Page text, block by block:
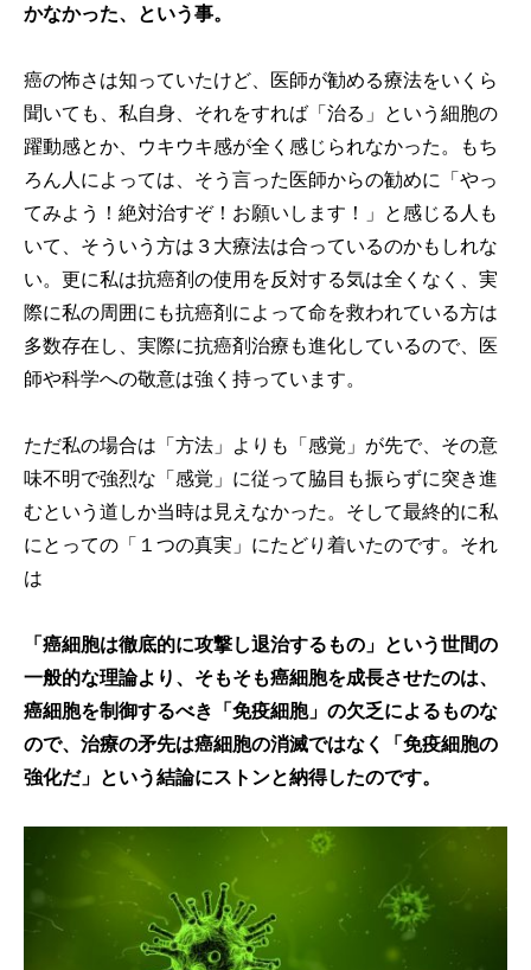
かなかった、という事。
癌の怖さは知っていたけど、医師が勧める療法をいくら
聞いても、私自身、それをすれば「治る」という細胞の
躍動感とか、ウキウキ感が全く感じられなかった。もち
ろん人によっては、そう言った医師からの勧めに「やっ
てみよう！絶対治すぞ！お願いします！」と感じる人も
いて、そういう方は３大療法は合っているのかもしれな
い。更に私は抗癌剤の使用を反対する気は全くなく、実
際に私の周囲にも抗癌剤によって命を救われている方は
多数存在し、実際に抗癌剤治療も進化しているので、医
師や科学への敬意は強く持っています。
ただ私の場合は「方法」よりも「感覚」が先で、その意
味不明で強烈な「感覚」に従って脇目も振らずに突き進
むという道しか当時は見えなかった。そして最終的に私
にとっての「１つの真実」にたどり着いたのです。それ
は
「癌細胞は徹底的に攻撃し退治するもの」という世間の
一般的な理論より、そもそも癌細胞を成長させたのは、
癌細胞を制御するべき「免疫細胞」の欠乏によるものな
ので、治療の矛先は癌細胞の消滅ではなく「免疫細胞の
強化だ」という結論にストンと納得したのです。